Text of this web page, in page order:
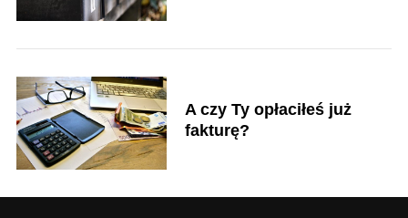
r
A czy Ty opłaciłeś już
fakturę?